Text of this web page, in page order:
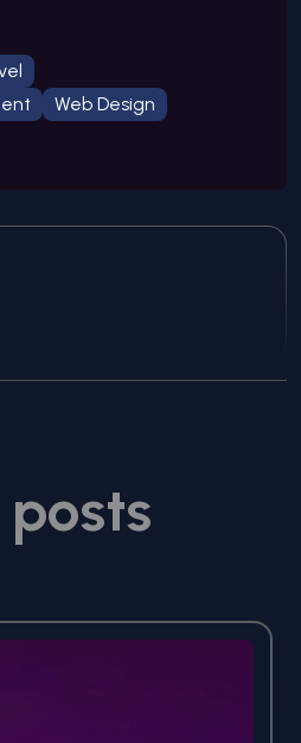
Web Design